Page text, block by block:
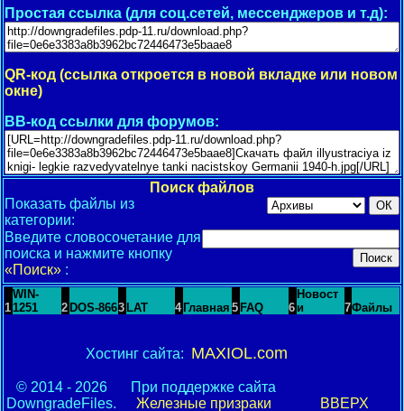
Простая ссылка (для соц.сетей, мессенджеров и т.д):
QR-код (ссылка откроется в новой вкладке или новом
окне)
BB-код ссылки для форумов:
Поиск файлов
Показать файлы из
категории:
Введите словосочетание для
поиска и нажмите кнопку
«Поиск» :
1
WIN-
1251
2 DOS-8663 LAT 4 Главная 5 FAQ 6
Новост
и
7Файлы
Хостинг сайта: MAXIOL.com
© 2014 - 2026
DowngradeFiles.
При поддержке сайта
Железные призраки
ВВЕРХ